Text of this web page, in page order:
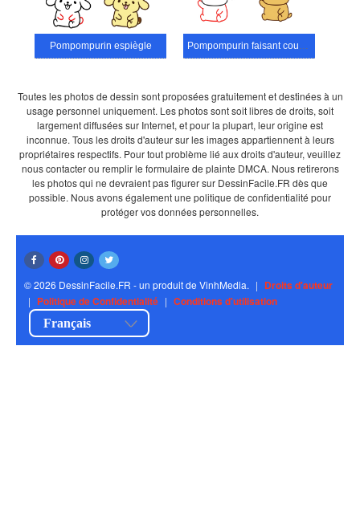
Pompompurin espiègle Pompompurin faisant coucou
Toutes les photos de dessin sont proposées gratuitement et destinées à un
usage personnel uniquement. Les photos sont soit libres de droits, soit
largement diffusées sur Internet, et pour la plupart, leur origine est
inconnue. Tous les droits d'auteur sur les images appartiennent à leurs
propriétaires respectifs. Pour tout problème lié aux droits d'auteur, veuillez
nous contacter ou remplir le formulaire de plainte DMCA. Nous retirerons
les photos qui ne devraient pas figurer sur DessinFacile.FR dès que
possible. Nous avons également une politique de confidentialité pour
protéger vos données personnelles.
© 2026 DessinFacile.FR - un produit de VinhMedia. | Droits d'auteur
| Politique de Confidentialité | Conditions d'utilisation
Français